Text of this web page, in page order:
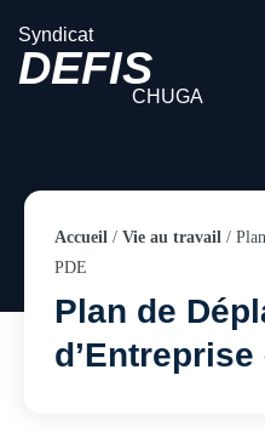
Syndicat
DEFIS
CHUGA
Accueil / Vie au travail /
PDE
Plan de
d’Entreprise